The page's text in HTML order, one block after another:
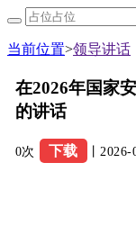
当前位置>领导讲话
在2026年国家
的讲话
0次 下载 丨